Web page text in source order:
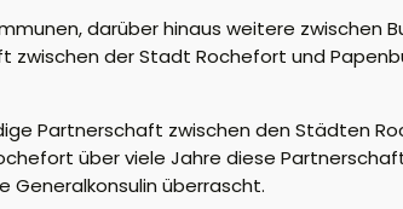
darüber hinaus weitere zwischen
der Stadt Rochefort und
Partnerschaft zwischen den Städten
über viele Jahre diese
überrascht.